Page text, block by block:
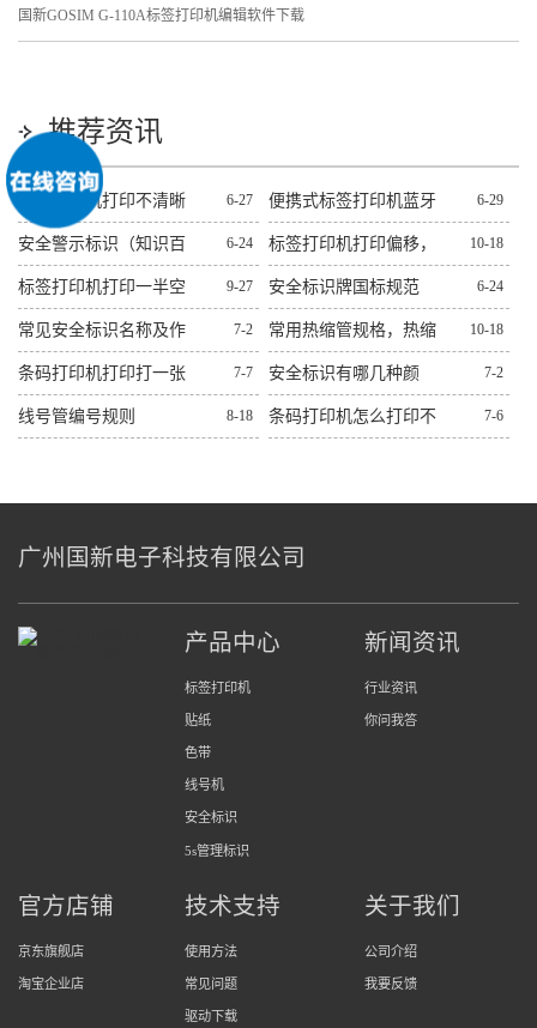
国新GOSIM G-110A标签打印机编辑软件下载
推荐资讯
标签打印机打印不清晰
怎么处理？十二种常见
问题解决方法
6-27 便携式标签打印机蓝牙
连不上解决方法
6-29
安全警示标识（知识百
科）
6-24 标签打印机打印偏移，
错位，跳纸解决方法
10-18
标签打印机打印一半空
白解决方法
9-27 安全标识牌国标规范 6-24
常见安全标识名称及作
用图文
7-2 常用热缩管规格，热缩
管规格大全
10-18
条码打印机打印打一张
空一张解决方法
7-7 安全标识有哪几种颜
色？有什么作用？
7-2
线号管编号规则 8-18 条码打印机怎么打印不 7-6
广州国新电子科技有限公司
产品中心
标签打印机
贴纸
色带
线号机
安全标识
5s管理标识
新闻资讯
行业资讯
你问我答
官方店铺
京东旗舰店
淘宝企业店
技术支持
使用方法
常见问题
驱动下载
关于我们
公司介绍
我要反馈